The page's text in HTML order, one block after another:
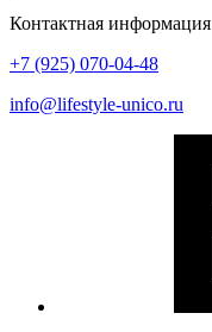
Контактная информация
+7 (925) 070-04-48
info@lifestyle-unico.ru